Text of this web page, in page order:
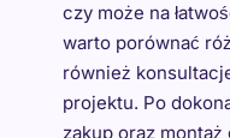
czy może na
warto porównać
również
projektu. Po
zakup oraz